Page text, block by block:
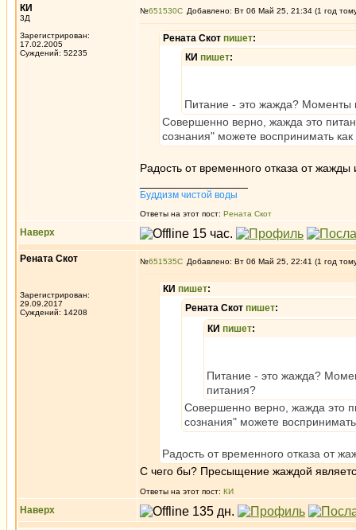
КИ
3Д
Зарегистрирован:
17.02.2005
Суждений: 52235
№651530 Добавлено: Вт 06 Май 25, 21:34 (1 год
Рената Скот пишет:
КИ пишет:
Питание - это жажда? Моменты
Совершенно верно, жажда это
сознания" можете воспринимать
Радость от временного отказа от
Буддизм чистой воды
Ответы на этот пост: Рената Скот
Наверх
Рената Скот
Зарегистрирован:
29.09.2017
Суждений: 14208
№651535 Добавлено: Вт 06 Май 25, 22:41 (1 год
КИ пишет:
Рената Скот пишет:
КИ пишет:
Питание - это жажда?
питания?
Совершенно верно, жажда это
сознания" можете
Радость от временного отказа от
С чего бы? Пресыщение жаждой
Ответы на этот пост: КИ
Наверх